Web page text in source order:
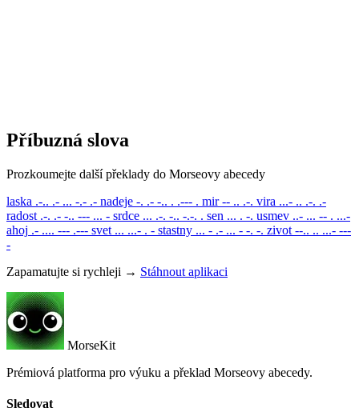
Příbuzná slova
Prozkoumejte další překlady do Morseovy abecedy
laska .-.. .- ... -.- .- nadeje -. .- -.. . .--- . mir -- .. .-. vira ...- .. .-. .-
radost .-. .- -.. --- ... - srdce ... .-. -.. -.-. . sen ... . -. usmev ..- ... -- . ...-
ahoj .- .... --- .--- svet ... ...- . - stastny ... - .- ... - -. -. zivot --.. .. ...- ---
-
Zapamatujte si rychleji → Stáhnout aplikaci
MorseKit
Prémiová platforma pro výuku a překlad Morseovy abecedy.
Sledovat